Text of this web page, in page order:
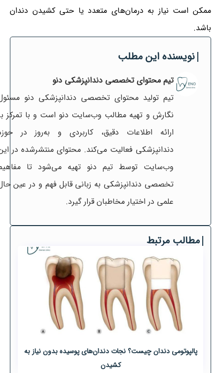
ممکن است نیاز به درمان‌های متعدد یا حتی کشیدن دندان
باشد.
نویسنده این مطلب
تیم محتوای تخصصی دندانپزشکی دنو
تیم تولید محتوای تخصصی دندانپزشکی دنو
نگارش و تهیه مطالب وب‌سایت دنو است و با تمرکز
ارائه اطلاعات دقیق، کاربردی و به‌روز در
دندانپزشکی فعالیت می‌کند. محتوای منتشرشده در
وب‌سایت توسط تیم دنو تهیه می‌شود تا
تخصصی دندانپزشکی به زبانی قابل فهم و در عین
علمی در اختیار مخاطبان قرار گیرد.
مطالب مرتبط
پالپوتومی دندان چیست؟ نجات دندان‌های پوسیده بدون نیاز به
کشیدن